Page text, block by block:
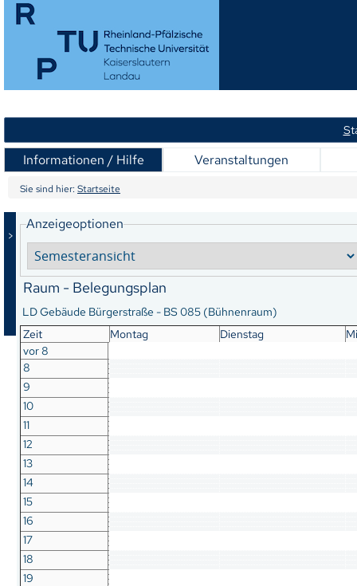
S
Informationen / Hilfe Veranstaltungen
Sie sind hier: Startseite
>
Anzeigeoptionen
Raum - Belegungsplan
LD Gebäude Bürgerstraße - BS 085 (Bühnenraum)
Zeit
Montag Dienstag
vor 8
8
9
10
11
12
13
14
15
16
17
18
19